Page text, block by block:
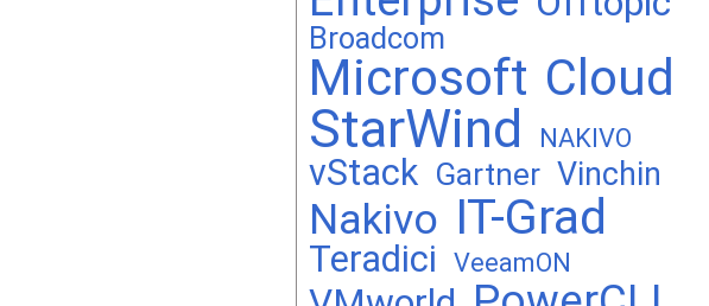
Broadcom
Microsoft Cloud
StarWind NAKIVO
vStack Gartner Vinchin
Nakivo IT-Grad
Teradici VeeamON